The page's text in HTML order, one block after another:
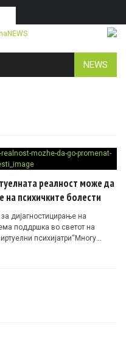
NEWS
реалност може да
на психичките болести
дијагностицирање на
поддршка во светот на
психијатри“Многу…